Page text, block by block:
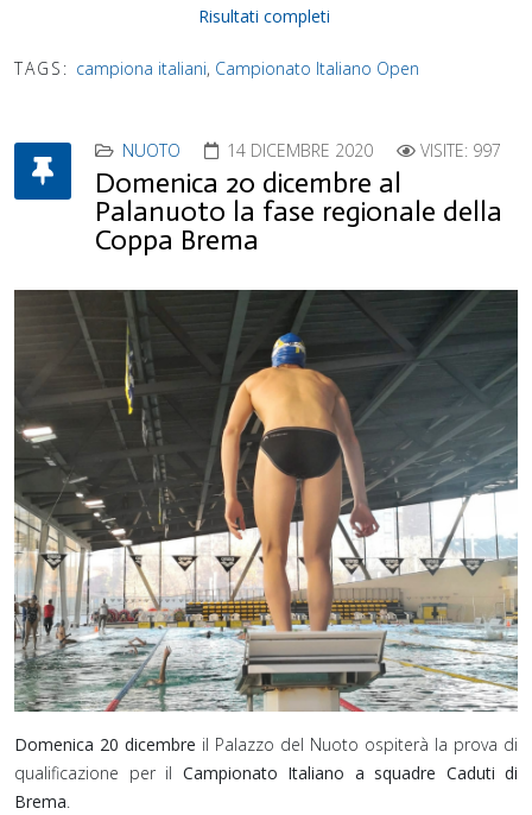
Risultati completi
TAGS: campiona italiani, Campionato Italiano Open
NUOTO 14 DICEMBRE 2020 VISITE: 997
Domenica 20 dicembre al
Palanuoto la fase regionale della
Coppa Brema
Domenica 20 dicembre il Palazzo del Nuoto ospiterà la prova di
qualificazione per il Campionato Italiano a squadre Caduti di
Brema.